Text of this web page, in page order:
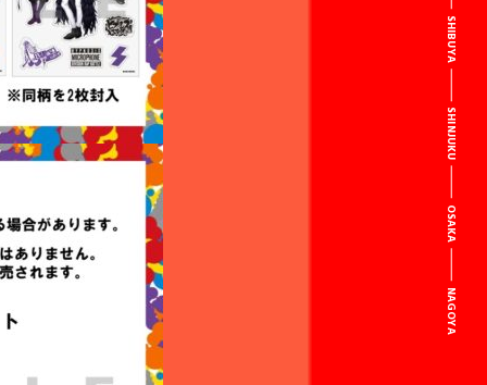
SHIBUYA
SHINJUKU
OSAKA
NAGOYA